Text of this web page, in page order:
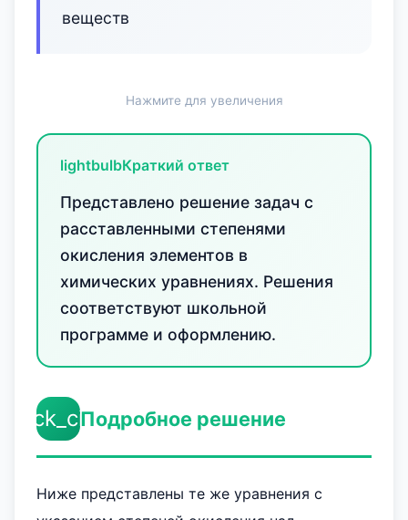
веществ
Нажмите для увеличения
lightbulbКраткий ответ
Представлено решение задач с
расставленными степенями
окисления элементов в
химических уравнениях. Решения
соответствуют школьной
программе и оформлению.
Подробное решение
Ниже представлены те же уравнения с